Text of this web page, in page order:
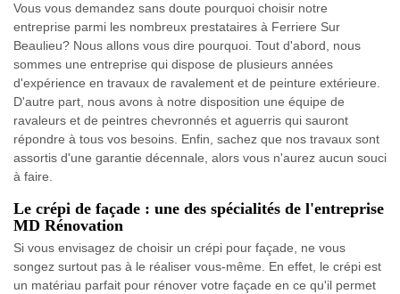
Vous vous demandez sans doute pourquoi choisir notre
entreprise parmi les nombreux prestataires à Ferriere Sur
Beaulieu? Nous allons vous dire pourquoi. Tout d'abord, nous
sommes une entreprise qui dispose de plusieurs années
d'expérience en travaux de ravalement et de peinture extérieure.
D'autre part, nous avons à notre disposition une équipe de
ravaleurs et de peintres chevronnés et aguerris qui sauront
répondre à tous vos besoins. Enfin, sachez que nos travaux sont
assortis d'une garantie décennale, alors vous n'aurez aucun souci
à faire.
Le crépi de façade : une des spécialités de l'entreprise
MD Rénovation
Si vous envisagez de choisir un crépi pour façade, ne vous
songez surtout pas à le réaliser vous-même. En effet, le crépi est
un matériau parfait pour rénover votre façade en ce qu'il permet